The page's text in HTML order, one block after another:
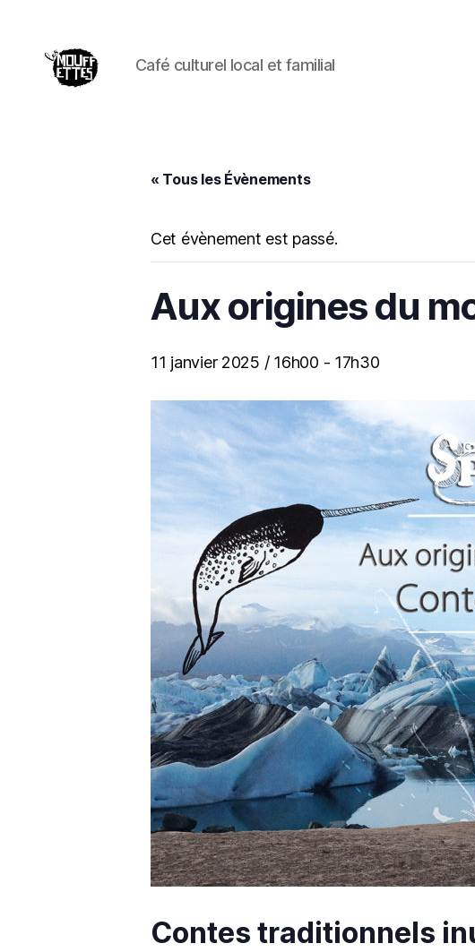
Café culturel local et familial
« Tous les Évènements
Cet évènement est passé.
Aux origines du
11 janvier 2025 / 16h00 - 17h30
Contes traditionnels